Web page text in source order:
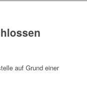
auf Grund einer